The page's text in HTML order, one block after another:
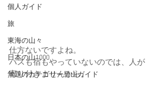
個人ガイド
旅
東海の山々
日本の山1000
無題のカテゴリー登山ガイド
仕方ないですよね。
バスも宿もやっていないのでは、人が
寄り付きませんから。